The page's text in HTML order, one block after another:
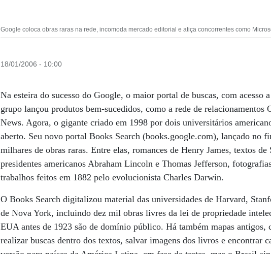
Google coloca obras raras na rede, incomoda mercado editorial e atiça concorrentes como
18/01/2006 - 10:00
Na esteira do sucesso do Google, o maior portal de buscas, com acesso
grupo lançou produtos bem-sucedidos, como a rede de
News. Agora, o gigante criado em 1998 por dois universitários
aberto. Seu novo portal Books Search (books.google.com), lançado no
milhares de obras raras. Entre elas, romances de Henry James, textos
presidentes americanos Abraham Lincoln e Thomas Jefferson,
trabalhos feitos em 1882 pelo evolucionista Charles Darwin.
O Books Search digitalizou material das universidades de Harvard,
de Nova York, incluindo dez mil obras livres da lei de propriedade
EUA antes de 1923 são de domínio público. Há também mapas antigos,
realizar buscas dentro dos textos, salvar imagens dos livros e encontrar